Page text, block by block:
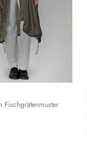
Fischgrätenmuster